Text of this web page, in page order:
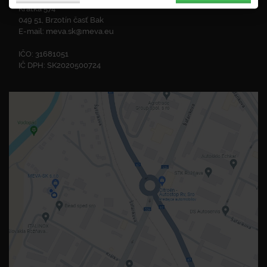
Krátka 574
049 51, Brzotín časť Bak
E-mail: meva.sk@meva.eu
IČO: 31681051
IČ DPH: SK2020500724